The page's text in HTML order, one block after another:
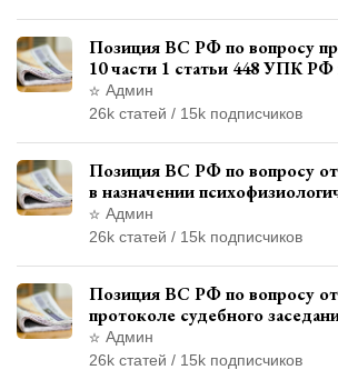
Позиция ВС РФ по вопросу
10 части 1 статьи 448 УПК
уволенным из следственных
Админ
26k статей / 15k подписчиков
Позиция ВС РФ по вопросу
в назначении
исследования показаний
использованием полиграфа
Админ
26k статей / 15k подписчиков
Позиция ВС РФ по вопросу
протоколе судебного
возможность выступления в
при наличии аудиозаписи
Админ
26k статей / 15k подписчиков